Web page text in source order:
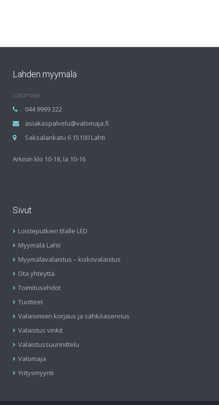
Lahden myymälä
Valomaja
044 9999 222
asiakaspalvelu@valomaja.fi
Saksalankatu 6 15100 Lahti
Arkisin klo 10-18, la 10-16
Sivut
Loisteputkien tilalle LED
Myymälä Lahti
Myymälävalaistus – kiskovalaistus
Ota yhteyttä
Toimitusehdot
Tuotteet
Valaisimien korjaus ja sähköasennus
Valaistus vinkit
Valaistussuunnittelu
Valomaja
Yritysmyynti